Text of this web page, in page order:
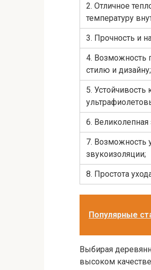
2. Отличное
температуру
3. Прочность и
4. Возможность
стилю и дизайну;
5.
6.
7. Возможность
звукоизоляции;
8. Простота
Популярные
Выбирая
высоком